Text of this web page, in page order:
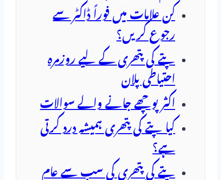
کن علامات میں فوراً ڈاکٹر سے
رجوع کریں؟
پتے کی پتھری کے لیے روزمرہ
احتیاطی پلان
اکثر پوچھے جانے والے سوالات
کیا پتے کی پتھری ہمیشہ درد کرتی
ہے؟
پتے کی پتھری کی سب سے عام